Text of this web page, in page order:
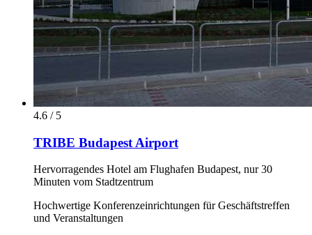
4.6 / 5
TRIBE Budapest Airport
Hervorragendes Hotel am Flughafen Budapest, nur 30
Minuten vom Stadtzentrum
Hochwertige Konferenzeinrichtungen für Geschäftstreffen
und Veranstaltungen